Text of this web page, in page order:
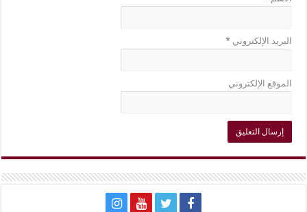
البريد الإلكتروني*
الموقع الإلكتروني